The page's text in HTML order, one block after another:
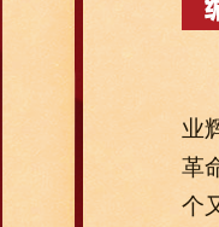
业
革
个